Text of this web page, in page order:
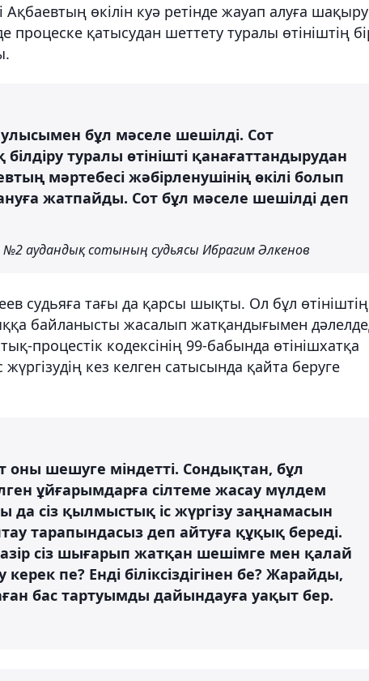
өкілін куә ретінде жауап алуға шақыру
процеске қатысудан шеттету туралы өтініштің
бұл мәселе шешілді. Сот
туралы өтінішті қанағаттандырудан
мәртебесі жәбірленушінің өкілі болып
жатпайды. Сот бұл мәселе шешілді деп
аудандық сотының судьясы Ибрагим Әлкенов
судьяға тағы да қарсы шықты. Ол бұл өтініштің
байланысты жасалып жатқандығымен
процестік кодексінің 99-бабында өтінішхатқа
кез келген сатысында қайта беруге
оны шешуге міндетті. Сондықтан, бұл
ұйғарымдарға сілтеме жасау мүлдем
да сіз қылмыстық іс жүргізу заңнамасын
тарапындасыз деп айтуға құқық береді.
сіз шығарып жатқан шешімге мен қалай
пе? Енді біліксіздігінен бе? Жарайды,
бас тартуымды дайындауға уақыт бер.